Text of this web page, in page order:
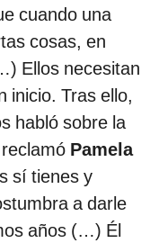
cuando una
cosas, en
Ellos necesitan
inicio. Tras ello,
habló sobre la
Pamela
sí tienes y
a darle
años (…) Él